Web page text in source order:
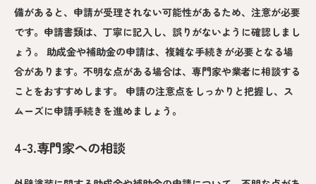
備があると、申請が受理されない可能性があるため、注意が必要
です。申請書類は、丁寧に記入し、誤りがないように確認しまし
ょう。 助成金や補助金の申請は、複雑な手続きが必要となる場
合があります。不明な点がある場合は、専門家や業者に相談する
ことをおすすめします。 申請の注意点をしっかりと把握し、ス
ムーズに申請手続きを進めましょう。
4-3.専門家への相談